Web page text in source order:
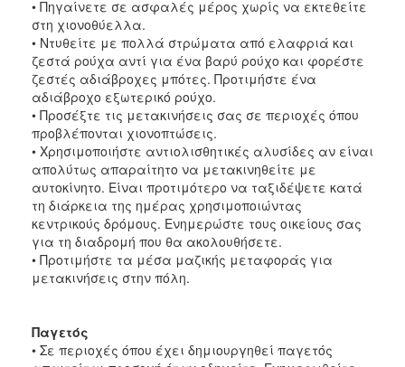
• Πηγαίνετε σε ασφαλές μέρος χωρίς να εκτεθείτε
στη χιονοθύελλα.
• Ντυθείτε με πολλά στρώματα από ελαφριά και
ζεστά ρούχα αντί για ένα βαρύ ρούχο και φορέστε
ζεστές αδιάβροχες μπότες. Προτιμήστε ένα
αδιάβροχο εξωτερικό ρούχο.
• Προσέξτε τις μετακινήσεις σας σε περιοχές όπου
προβλέπονται χιονοπτώσεις.
• Χρησιμοποιήστε αντιολισθητικές αλυσίδες αν είναι
απολύτως απαραίτητο να μετακινηθείτε με
αυτοκίνητο. Είναι προτιμότερο να ταξιδέψετε κατά
τη διάρκεια της ημέρας χρησιμοποιώντας
κεντρικούς δρόμους. Ενημερώστε τους οικείους σας
για τη διαδρομή που θα ακολουθήσετε.
• Προτιμήστε τα μέσα μαζικής μεταφοράς για
μετακινήσεις στην πόλη.
Παγετός
• Σε περιοχές όπου έχει δημιουργηθεί παγετός